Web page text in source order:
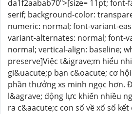
da1f2aabab70">[size= 11pt; font-
serif; background-color:
numeric: normal; font-variant-
variant-alternates: normal; font-
normal; vertical-align: baseline;
preserve]Việc t&igrave;m hiểu
gi&uacute;p bạn c&oacute; cơ
phần thưởng xs minh ngọc hơn.
l&agrave; động lực khiến nhiều
ra c&aacute;c con số về xổ số